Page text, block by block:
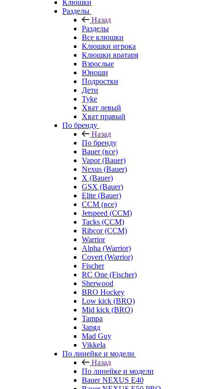
Клюшки
Разделы
Назад
Разделы
Все клюшки
Клюшки игрока
Клюшки вратаря
Взрослые
Юноши
Подростки
Дети
Tyke
Хват левый
Хват правый
По бренду
Назад
По бренду
Bauer (все)
Vapor (Bauer)
Nexus (Bauer)
X (Bauer)
GSX (Bauer)
Elite (Bauer)
CCM (все)
Jetspeed (CCM)
Tacks (CCM)
Ribcor (CCM)
Warrior
Alpha (Warrior)
Covert (Warrior)
Fischer
RC One (Fischer)
Sherwood
BRO Hockey
Low kick (BRO)
Mid kick (BRO)
Tampa
Заряд
Mad Guy
Vikkela
По линейке и модели
Назад
По линейке и модели
Bauer NEXUS E40